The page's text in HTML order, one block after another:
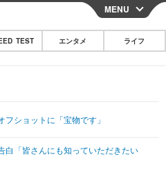
CLOSE
その他
MENU
TEST エンタメ ライフ
ショットに「宝物です」
白「皆さんにも知っていただきたい